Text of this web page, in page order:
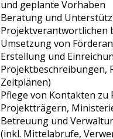
und geplante Vorhaben
Beratung und
Projektverantwortlichen
Umsetzung von
Erstellung und
Projektbeschreibungen,
Zeitplänen)
Pflege von Kontakten
Projektträgern,
Betreuung und
(inkl. Mittelabrufe,